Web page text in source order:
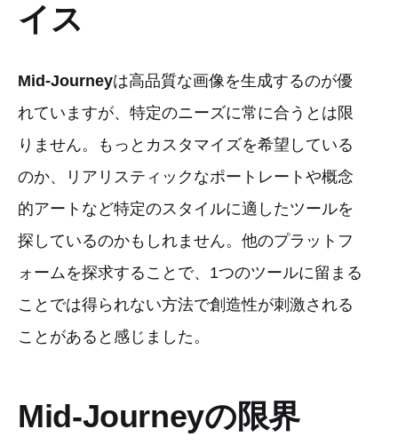
イス
Mid-Journeyは高品質な画像を生成するのが優
れていますが、特定のニーズに常に合うとは限
りません。もっとカスタマイズを希望している
のか、リアリスティックなポートレートや概念
的アートなど特定のスタイルに適したツールを
探しているのかもしれません。他のプラットフ
ォームを探求することで、1つのツールに留まる
ことでは得られない方法で創造性が刺激される
ことがあると感じました。
Mid-Journeyの限界